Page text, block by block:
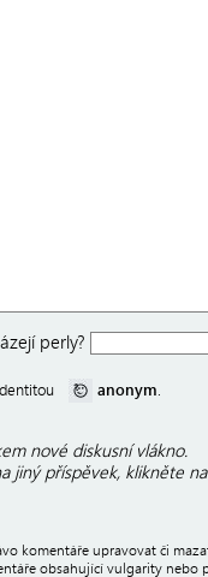
perly?
anonym.
nové diskusní vlákno.
jiný příspěvek, klikněte
komentáře upravovat či
obsahující vulgarity nebo